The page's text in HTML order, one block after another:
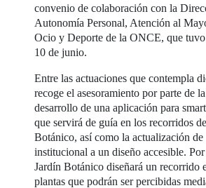
convenio de colaboración con la
Autonomía Personal, Atención al
Ocio y Deporte de la ONCE, que
10 de junio.
Entre las actuaciones que contempla
recoge el asesoramiento por parte de
desarrollo de una aplicación para
que servirá de guía en los recorridos
Botánico, así como la actualización
institucional a un diseño accesible.
Jardín Botánico diseñará un recorrido
plantas que podrán ser percibidas